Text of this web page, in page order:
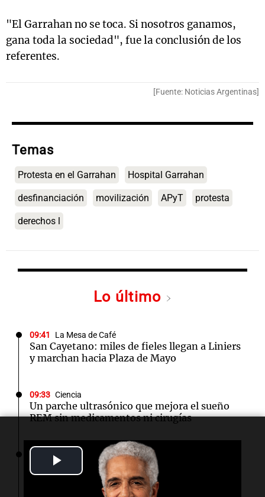
Play
Video
"El Garrahan no se toca. Si nosotros ganamos,
gana toda la sociedad", fue la conclusión de los
referentes.
[Fuente: Noticias Argentinas]
Temas
Protesta en el Garrahan Hospital Garrahan
desfinanciación movilización APyT protesta
derechos l
Lo último
09:41 La Mesa de Café
San Cayetano: miles de fieles llegan a Liniers
y marchan hacia Plaza de Mayo
09:33 Ciencia
Un parche ultrasónico que mejora el sueño
REM sin medicamentos ni cirugías
Ciencia
El núcleo fundido de la Tierra cambió de
dirección y los científicos buscan respuestas